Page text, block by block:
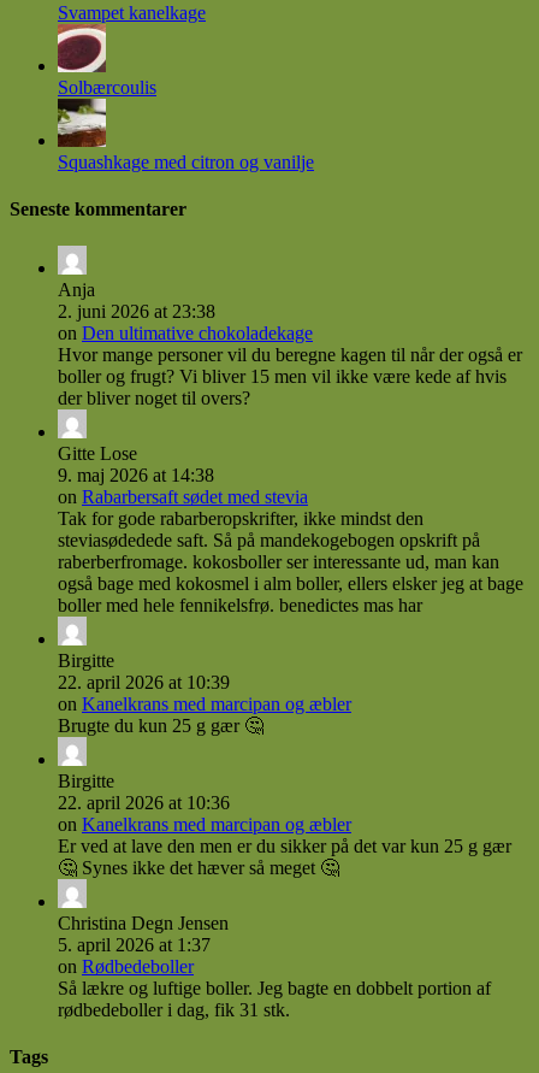
Svampet kanelkage
Solbærcoulis
Squashkage med citron og vanilje
Seneste kommentarer
Anja
2. juni 2026 at 23:38
on Den ultimative chokoladekage
Hvor mange personer vil du beregne kagen til når der også er
boller og frugt? Vi bliver 15 men vil ikke være kede af hvis
der bliver noget til overs?
Gitte Lose
9. maj 2026 at 14:38
on Rabarbersaft sødet med stevia
Tak for gode rabarberopskrifter, ikke mindst den
steviasødedede saft. Så på mandekogebogen opskrift på
raberberfromage. kokosboller ser interessante ud, man kan
også bage med kokosmel i alm boller, ellers elsker jeg at bage
boller med hele fennikelsfrø. benedictes mas har
Birgitte
22. april 2026 at 10:39
on Kanelkrans med marcipan og æbler
Brugte du kun 25 g gær 🤔
Birgitte
22. april 2026 at 10:36
on Kanelkrans med marcipan og æbler
Er ved at lave den men er du sikker på det var kun 25 g gær
🤔 Synes ikke det hæver så meget 🤔
Christina Degn Jensen
5. april 2026 at 1:37
on Rødbedeboller
Så lækre og luftige boller. Jeg bagte en dobbelt portion af
rødbedeboller i dag, fik 31 stk.
Tags